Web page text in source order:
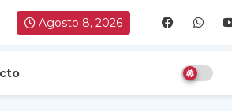
Agosto 8, 2026